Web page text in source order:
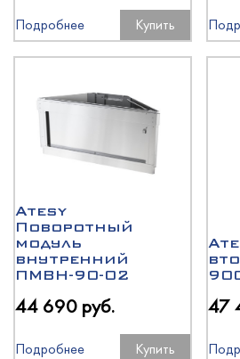
Подробнее Купить
Atesy
Поворотный
модуль
внутренний
ПМВН-90-02
44 690 руб.
Подробнее Купить
47